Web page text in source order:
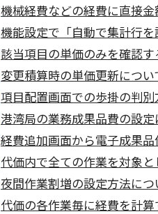
機械経費などの経費に直接金
機能設定で「自動で集計行
該当項目の単価のみを確認す
変更積算時の単価更新につい
項目配置画面での歩掛の判別
港湾局の業務成果品費の設定
経費追加画面から電子成果品
代価内で全ての作業を対象と
夜間作業割増の設定方法につ
代価の各作業毎に経費を計算